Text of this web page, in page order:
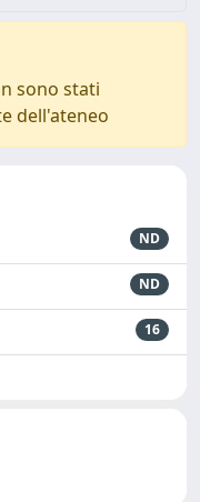
sono stati
dell'ateneo
ND
ND
16